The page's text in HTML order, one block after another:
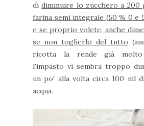
didiminuire lo zucchero a 200
farina semi integrale (50 % 0 e
e se proprio volete, anche
se non toglierlo del tutto
ricotta la rende già molto
l'impasto vi sembra troppo
un po' alla volta circa 100 ml
acqua.